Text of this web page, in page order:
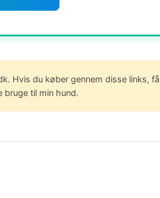
Hvis du køber gennem disse links,
bruge til min hund.